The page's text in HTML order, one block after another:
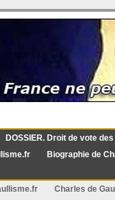
DOSSIER. Droit de vote
Biographie de
Charles de